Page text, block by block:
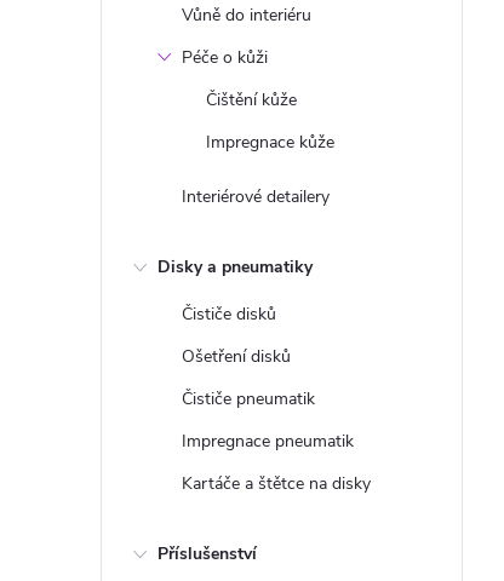
Vůně do interiéru
Péče o kůži
Čištění kůže
Impregnace kůže
Interiérové detailery
Disky a pneumatiky
Čističe disků
Ošetření disků
Čističe pneumatik
Impregnace pneumatik
Kartáče a štětce na disky
Příslušenství